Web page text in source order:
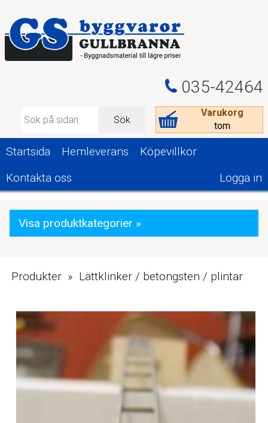
035-42464
Varukorg
tom
Sök
Startsida Hemleverans
Köpevillkor
Kontakta oss
Logga in
Visa produktkategorier »
Produkter » Lättklinker / betongsten / plintar